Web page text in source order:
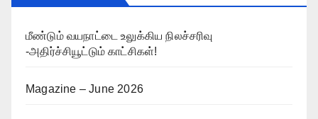
மீண்டும் வயநாட்டை உலுக்கிய நிலச்சரிவு
-அதிர்ச்சியூட்டும் காட்சிகள்!
Magazine – June 2026